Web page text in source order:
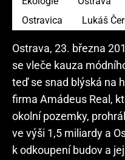
Ostravica
Lukáš
Ostrava, 23. března
se vleče kauza
teď se snad blýská na
firma Amádeus Real,
okolní pozemky,
ve výši 1,5 miliardy a
k odkoupení budov a